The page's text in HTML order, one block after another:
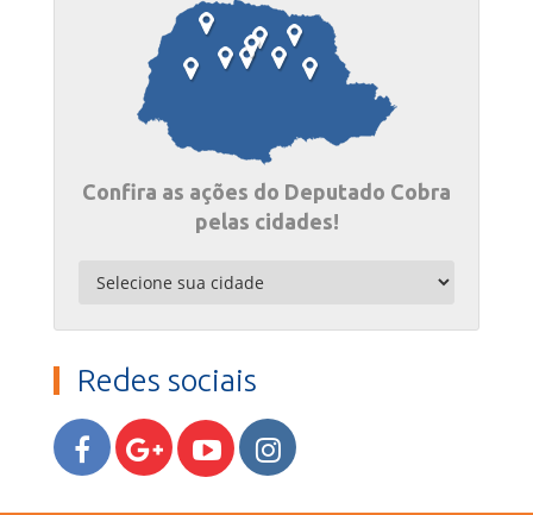
Confira as ações do Deputado Cobra
pelas cidades!
Redes sociais